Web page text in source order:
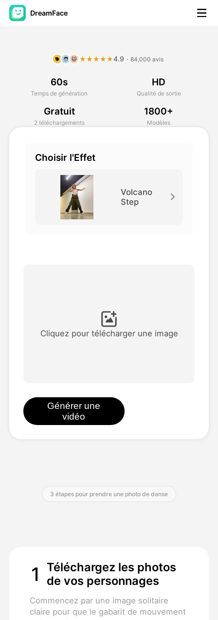
DreamFace
Vidéo d'avatar
AI vidéo
Photos d'IA
Voir tous les modèles
Blog
🐕 🧑 🐱 ★★★★★4.9 · 84,000 avis
60s
Temps de génération
HD
Qualité de sortie
Gratuit
2 téléchargements
1800+
Modèles
Choisir l'Effet
Volcano
Step
Cliquez pour télécharger une image
Générer une
vidéo
3 étapes pour prendre une photo de danse
1
Téléchargez les photos
de vos personnages
Commencez par une image solitaire
claire pour que le gabarit de mouvement